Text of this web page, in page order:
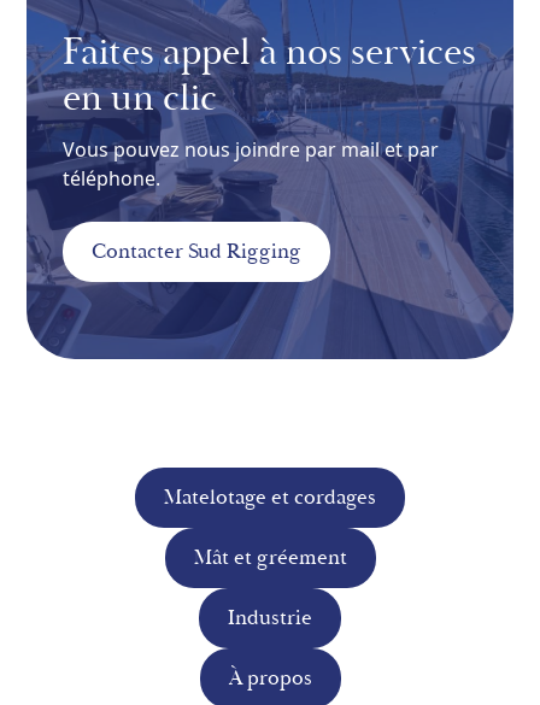
Faites appel à nos services
en un clic
Vous pouvez nous joindre par mail et par
téléphone.
Contacter Sud Rigging
Matelotage et cordages
Mât et gréement
Industrie
À propos